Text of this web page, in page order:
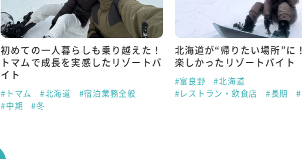
初めての一人暮らしも乗り越えた！
トマムで成長を実感したリゾートバ
イト
#トマム #北海道
#宿泊業務全般
#中期
#冬
北海道が“帰りたい場所”に
楽しかったリゾートバイト
#富良野
#北海道
#レストラン・飲食店
#長期